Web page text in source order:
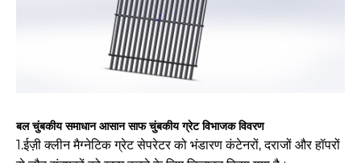
बल चुंबकीय समाधान आसान साफ ​​चुंबकीय ग्रेट विभाजक विवरण
1.ईज़ी क्लीन मैग्नेटिक ग्रेट सेपरेटर को भंडारण कंटेनरों, दराजों और हॉपरों